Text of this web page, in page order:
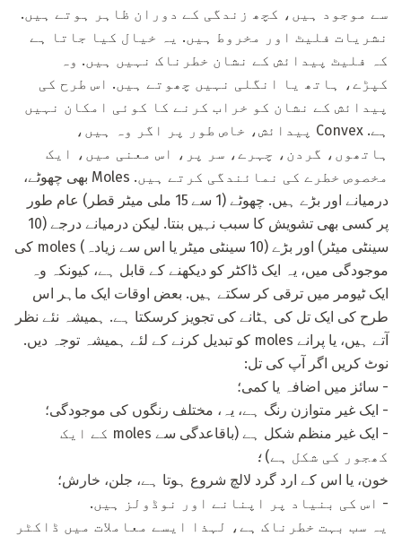
سے موجود ہیں، کچھ زندگی کے دوران ظاہر ہوتے ہیں.
نشریات فلیٹ اور مخروط ہیں. یہ خیال کیا جاتا ہے
کہ فلیٹ پیدائش کے نشان خطرناک نہیں ہیں. وہ
کپڑے، ہاتھ یا انگلی نہیں چھوتے ہیں. اس طرح کی
پیدائش کے نشان کو خراب کرنے کا کوئی امکان نہیں
ہے. Convex پیدائش، خاص طور پر اگر وہ ہیں،
ہاتھوں، گردن، چہرے، سر پر، اس معنی میں، ایک
مخصوص خطرے کی نمائندگی کرتے ہیں. Moles بھی چھوٹے،
درمیانے اور بڑے ہیں. چھوٹے (1 سے 15 ملی میٹر قطر) عام طور
پر کسی بھی تشویش کا سبب نہیں بنتا. لیکن درمیانے درجے (10
سینٹی میٹر) اور بڑے (10 سینٹی میٹر یا اس سے زیادہ) moles کی
موجودگی میں، یہ ایک ڈاکٹر کو دیکھنے کے قابل ہے، کیونکہ وہ
ایک ٹیومر میں ترقی کر سکتے ہیں. بعض اوقات ایک ماہر اس
طرح کی ایک تل کی ہٹانے کی تجویز کرسکتا ہے. ہمیشہ نئے نظر
آتے ہیں، یا پرانے moles کو تبدیل کرنے کے لئے ہمیشہ توجہ دیں.
نوٹ کریں اگر آپ کی تل:
- سائز میں اضافہ یا کمی؛
- ایک غیر متوازن رنگ ہے، یہ، مختلف رنگوں کی موجودگی؛
- ایک غیر منظم شکل ہے (باقاعدگی سے moles کے ایک
کھجور کی شکل ہے)؛
خون، یا اس کے ارد گرد لالچ شروع ہوتا ہے، جلن، خارش؛
- اس کی بنیاد پر اپنانے اور نوڈولز ہیں.
یہ سب بہت خطرناک ہے، لہذا ایسے معاملات میں ڈاکٹر